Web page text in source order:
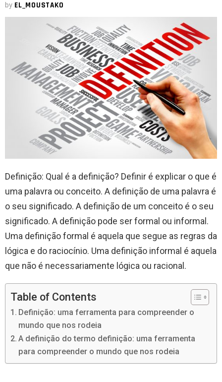
by EL_MOUSTAKO
Definição: Qual é a definição? Definir é explicar o que é
uma palavra ou conceito. A definição de uma palavra é
o seu significado. A definição de um conceito é o seu
significado. A definição pode ser formal ou informal.
Uma definição formal é aquela que segue as regras da
lógica e do raciocínio. Uma definição informal é aquela
que não é necessariamente lógica ou racional.
Table of Contents
Definição: uma ferramenta para compreender o
mundo que nos rodeia
A definição do termo definição: uma ferramenta
para compreender o mundo que nos rodeia